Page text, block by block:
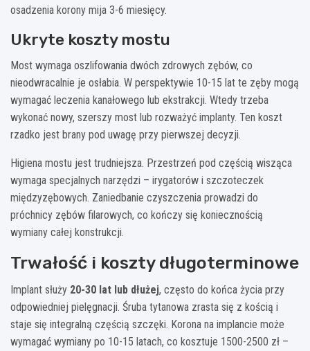
osadzenia korony mija 3-6 miesięcy.
Ukryte koszty mostu
Most wymaga oszlifowania dwóch zdrowych zębów, co
nieodwracalnie je osłabia. W perspektywie 10-15 lat te zęby mogą
wymagać leczenia kanałowego lub ekstrakcji. Wtedy trzeba
wykonać nowy, szerszy most lub rozważyć implanty. Ten koszt
rzadko jest brany pod uwagę przy pierwszej decyzji.
Higiena mostu jest trudniejsza. Przestrzeń pod częścią wisząca
wymaga specjalnych narzędzi – irygatorów i szczoteczek
międzyzębowych. Zaniedbanie czyszczenia prowadzi do
próchnicy zębów filarowych, co kończy się koniecznością
wymiany całej konstrukcji.
Trwałość i koszty długoterminowe
Implant służy 20-30 lat lub dłużej, często do końca życia przy
odpowiedniej pielęgnacji. Śruba tytanowa zrasta się z kością i
staje się integralną częścią szczęki. Korona na implancie może
wymagać wymiany po 10-15 latach, co kosztuje 1500-2500 zł –